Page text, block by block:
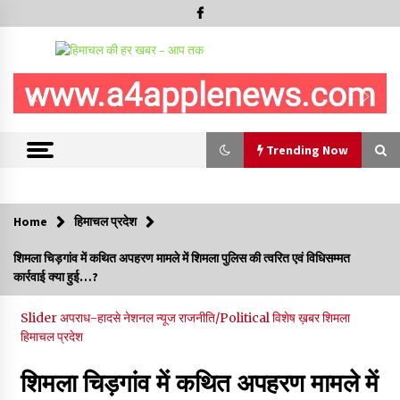
Trending Now
शिमला पुलिस में बड़ी अनुशासनात्मक कार्रवाई, 3 पुलिसकर्मी निलंबित
07/08/2026
Home हिमाचल प्रदेश
शिमला चिड़गांव में कथित अपहरण मामले में शिमला पुलिस की त्वरित एवं विधिसम्मत
कार्रवाई क्या हुई…?
Sliderअपराध-हादसेनेशनल न्यूजराजनीति/Politicalविशेष ख़बरशिमला
हिमाचल प्रदेश
शिमला चिड़गांव में कथित अपहरण मामले में